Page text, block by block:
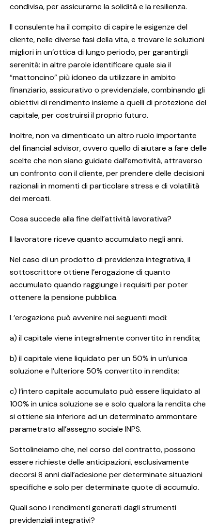
condivisa, per assicurarne la solidità e la resilienza.
Il consulente ha il compito di capire le esigenze del
cliente, nelle diverse fasi della vita, e trovare le soluzioni
migliori in un’ottica di lungo periodo, per garantirgli
serenità: in altre parole identificare quale sia il
“mattoncino” più idoneo da utilizzare in ambito
finanziario, assicurativo o previdenziale, combinando gli
obiettivi di rendimento insieme a quelli di protezione del
capitale, per costruirsi il proprio futuro.
Inoltre, non va dimenticato un altro ruolo importante
del financial advisor, ovvero quello di aiutare a fare delle
scelte che non siano guidate dall’emotività, attraverso
un confronto con il cliente, per prendere delle decisioni
razionali in momenti di particolare stress e di volatilità
dei mercati.
Cosa succede alla fine dell’attività lavorativa?
Il lavoratore riceve quanto accumulato negli anni.
Nel caso di un prodotto di previdenza integrativa, il
sottoscrittore ottiene l’erogazione di quanto
accumulato quando raggiunge i requisiti per poter
ottenere la pensione pubblica.
L’erogazione può avvenire nei seguenti modi:
a) il capitale viene integralmente convertito in rendita;
b) il capitale viene liquidato per un 50% in un’unica
soluzione e l’ulteriore 50% convertito in rendita;
c) l’intero capitale accumulato può essere liquidato al
100% in unica soluzione se e solo qualora la rendita che
si ottiene sia inferiore ad un determinato ammontare
parametrato all’assegno sociale INPS.
Sottolineiamo che, nel corso del contratto, possono
essere richieste delle anticipazioni, esclusivamente
decorsi 8 anni dall’adesione per determinate situazioni
specifiche e solo per determinate quote di accumulo.
Quali sono i rendimenti generati dagli strumenti
previdenziali integrativi?